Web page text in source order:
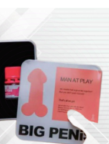
dễ dàng
lạ.
và an toàn khi bảo quản.